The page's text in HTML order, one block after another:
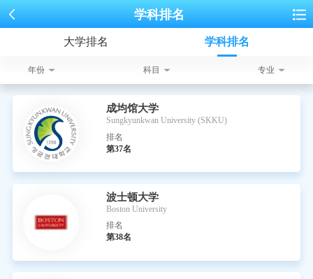
学科排名
大学排名 学科排名
年份 科目 专业
成均馆大学
Sungkyunkwan University (SKKU)
排名
第37名
波士顿大学
Boston University
排名
第38名